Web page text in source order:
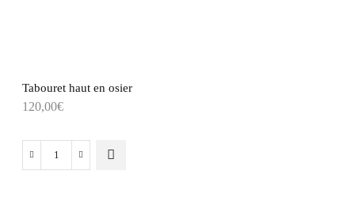
Tabouret haut en osier
120,00€